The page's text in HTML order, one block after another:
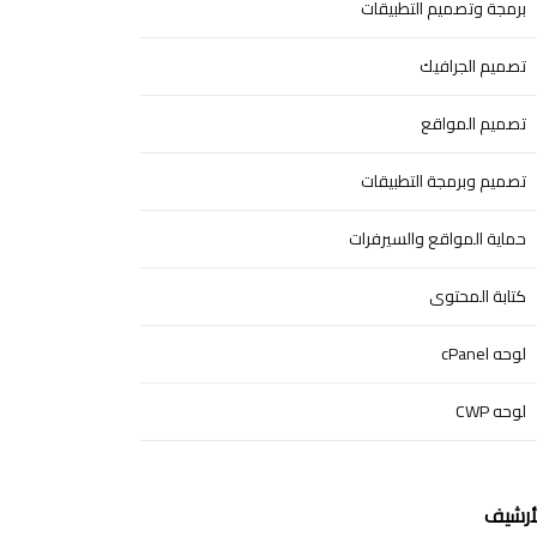
برمجة وتصميم التطبيقات
تصميم الجرافيك
تصميم المواقع
تصميم وبرمجة التطبيقات
حماية المواقع والسيرفرات
كتابة المحتوى
لوحه cPanel
لوحه CWP